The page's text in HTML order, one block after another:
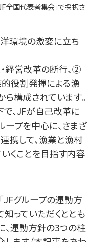
全国代表者集会」で採択さ
環境の激変に立ち
経営改革の断行、②
役割発揮による漁
構成されています。
、JFが自己改革に
ープを中心に、さまざ
携して、漁業と漁村
くことを目指す内容
JFグループの運動方
知っていただくととも
、運動方針の3つの柱